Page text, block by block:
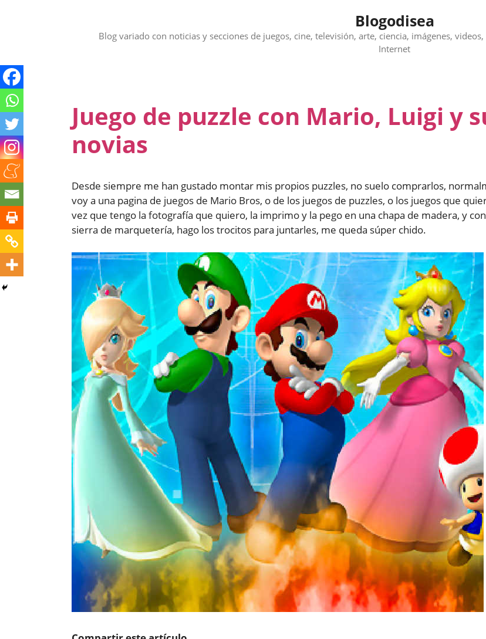
Blogodisea
Blog variado con noticias y secciones de juegos, cine, televisión, arte, ciencia, imágenes,
Internet
Juego de puzzle con Mario, Luigi y
novias
Desde siempre me han gustado montar mis propios puzzles, no suelo comprarlos,
voy a una pagina de juegos de Mario Bros, o de los juegos de puzzles, o los juegos que
vez que tengo la fotografía que quiero, la imprimo y la pego en una chapa de madera, y
sierra de marquetería, hago los trocitos para juntarles, me queda súper chido.